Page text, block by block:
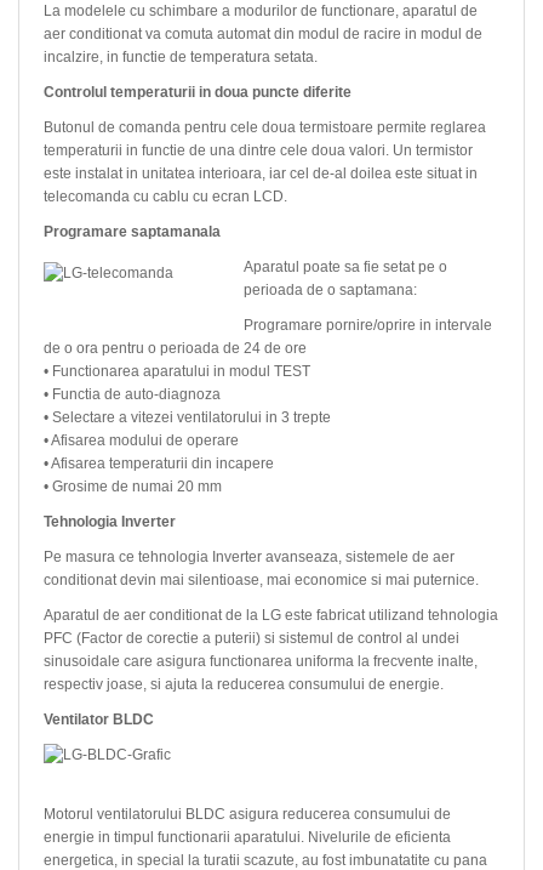
La modelele cu schimbare a modurilor de functionare, aparatul de
aer conditionat va comuta automat din modul de racire in modul de
incalzire, in functie de temperatura setata.
Controlul temperaturii in doua puncte diferite
Butonul de comanda pentru cele doua termistoare permite reglarea
temperaturii in functie de una dintre cele doua valori. Un termistor
este instalat in unitatea interioara, iar cel de-al doilea este situat in
telecomanda cu cablu cu ecran LCD.
Programare saptamanala
Aparatul poate sa fie setat pe o
perioada de o saptamana:
Programare pornire/oprire in intervale
de o ora pentru o perioada de 24 de ore
• Functionarea aparatului in modul TEST
• Functia de auto-diagnoza
• Selectare a vitezei ventilatorului in 3 trepte
• Afisarea modului de operare
• Afisarea temperaturii din incapere
• Grosime de numai 20 mm
Tehnologia Inverter
Pe masura ce tehnologia Inverter avanseaza, sistemele de aer
conditionat devin mai silentioase, mai economice si mai puternice.
Aparatul de aer conditionat de la LG este fabricat utilizand tehnologia
PFC (Factor de corectie a puterii) si sistemul de control al undei
sinusoidale care asigura functionarea uniforma la frecvente inalte,
respectiv joase, si ajuta la reducerea consumului de energie.
Ventilator BLDC
Motorul ventilatorului BLDC asigura reducerea consumului de
energie in timpul functionarii aparatului. Nivelurile de eficienta
energetica, in special la turatii scazute, au fost imbunatatite cu pana